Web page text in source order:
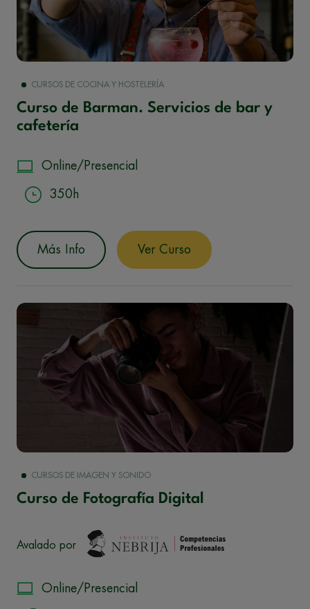
CURSOS DE COCINA Y HOSTELERÍA
Curso de Barman. Servicios de bar y
cafetería
Online/Presencial
350h
Más Info Ver Curso
CURSOS DE IMAGEN Y SONIDO
Curso de Fotografía Digital
Avalado por
Online/Presencial